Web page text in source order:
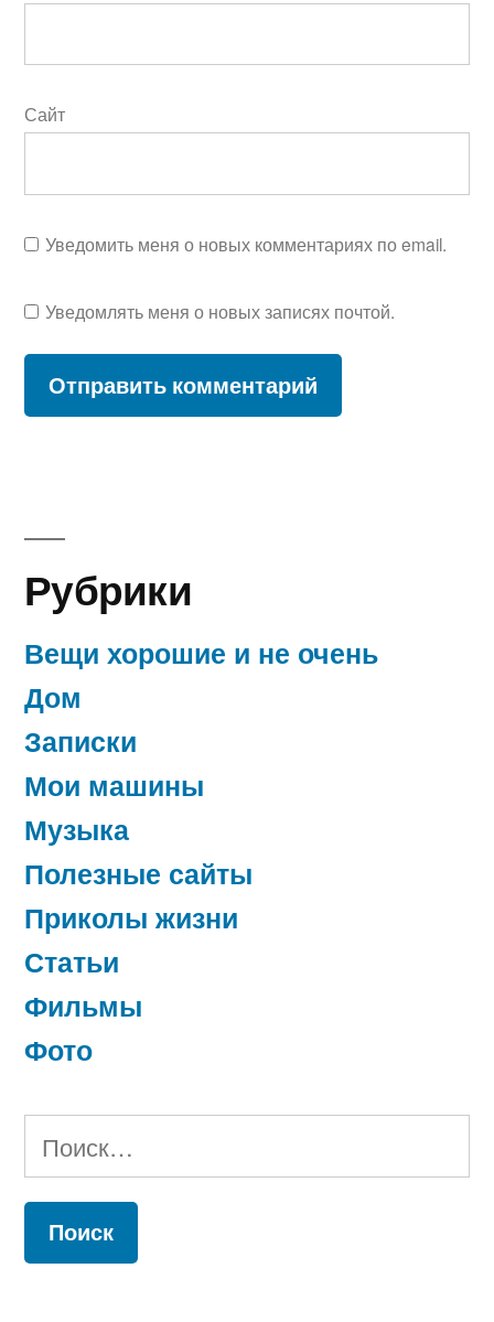
Сайт
Уведомить меня о новых комментариях по email.
Уведомлять меня о новых записях почтой.
Рубрики
Вещи хорошие и не очень
Дом
Записки
Мои машины
Музыка
Полезные сайты
Приколы жизни
Статьи
Фильмы
Фото
Найти: